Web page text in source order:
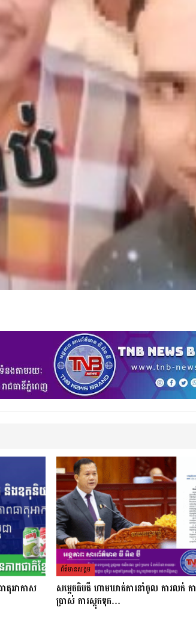
តុអាកាស
ព័ត៌មាន​សង្គម
សម្ដេចធិបតី ហាមឃាត់ការនាំចូល ការលក់ កា
ប្រាស់ ការស្តុកទុក…